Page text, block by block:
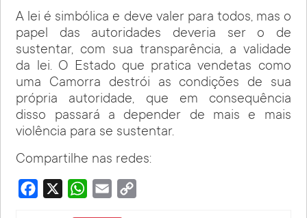
A lei é simbólica e deve valer para todos, mas o
papel das autoridades deveria ser o de
sustentar, com sua transparência, a validade
da lei. O Estado que pratica vendetas como
uma Camorra destrói as condições de sua
própria autoridade, que em consequência
disso passará a depender de mais e mais
violência para se sustentar.
Compartilhe nas redes:
Facebook WhatsApp
Email